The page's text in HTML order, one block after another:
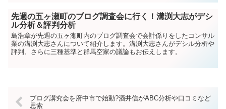
先週の五ヶ瀬町のブログ調査会に行く！溝渕大志がデシ
ル分析＆評判分析
島浩章が先週の五ヶ瀬町内のブログ調査会で会計係りをしたコンサル
業の溝渕大志さんについて紹介します。溝渕大志さんがデシル分析や
評判、さらに三種基準と群馬空家の議論もお伝えします。
ブログ講究会を府中市で始動?酒井信がABC分析や口コミなど
思索